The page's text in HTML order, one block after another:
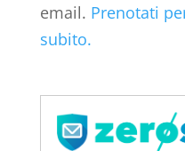
email. Prenotati
subito.